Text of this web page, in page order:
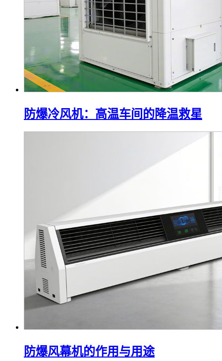
防爆冷风机：高温车间的降温救星
防爆风幕机的作用与用途